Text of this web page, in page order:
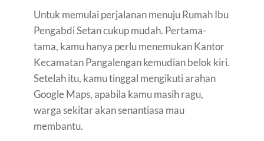
Untuk memulai perjalanan menuju Rumah Ibu
Pengabdi Setan cukup mudah. Pertama-
tama, kamu hanya perlu menemukan Kantor
Kecamatan Pangalengan kemudian belok kiri.
Setelah itu, kamu tinggal mengikuti arahan
Google Maps, apabila kamu masih ragu,
warga sekitar akan senantiasa mau
membantu.